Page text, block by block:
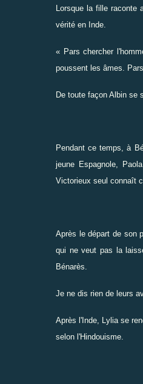
Lorsque la fille
vérité en Inde.
« Pars chercher
poussent les âmes.
De toute façon Albin se
Pendant ce temps, à
jeune Espagnole,
Victorieux seul connaît
Après le départ de son
qui ne veut pas la
Bénarès.
Je ne dis rien de leurs
Après l'Inde, Lylia se
selon l'Hindouisme.